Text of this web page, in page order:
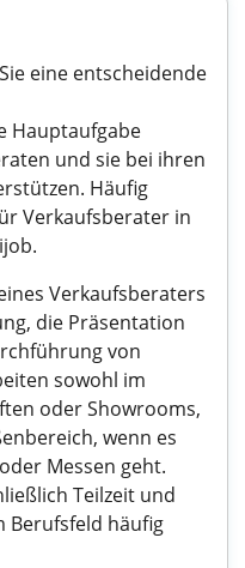
eine entscheidende
Hauptaufgabe
und sie bei ihren
Häufig
Verkaufsberater in
Verkaufsberaters
die Präsentation
von
sowohl im
oder Showrooms,
wenn es
Messen geht.
Teilzeit und
Berufsfeld häufig